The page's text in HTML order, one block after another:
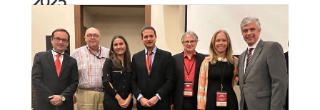
2025
Comunicación Sistema UNIVA Noticias